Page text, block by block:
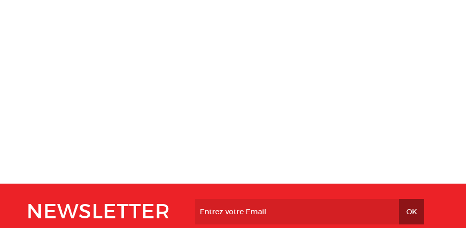
NEWSLETTER